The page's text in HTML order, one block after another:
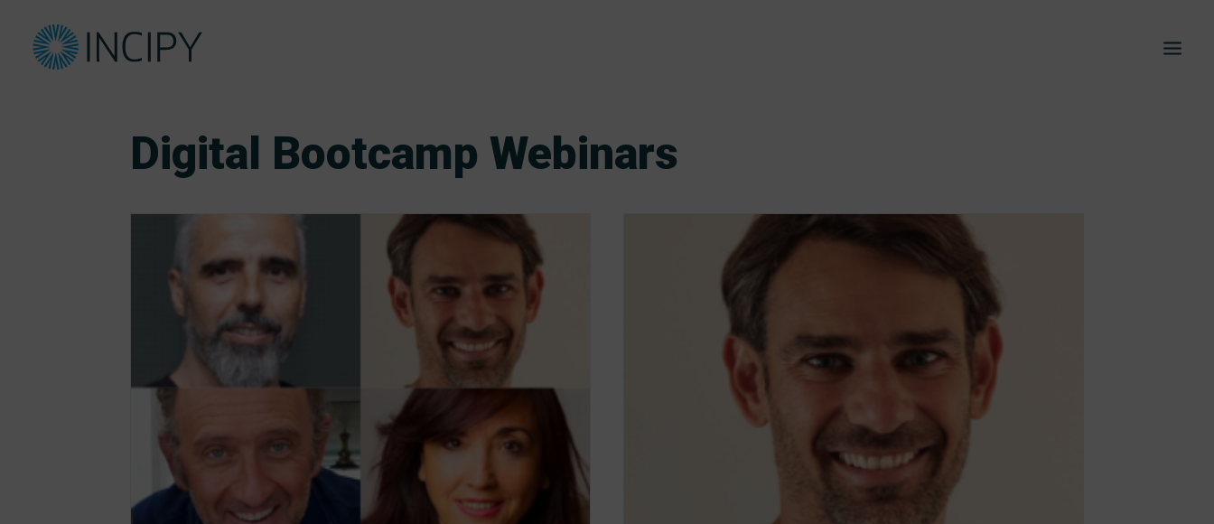
Digital Bootcamp Webinars